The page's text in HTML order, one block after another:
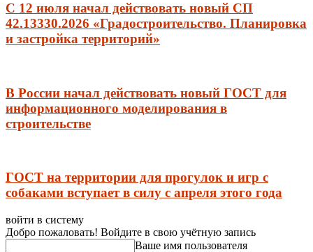
С 12 июля начал действовать новый СП
42.13330.2026 «Градостроительство. Планировка
и застройка территорий»
В России начал действовать новый ГОСТ для
информационного моделирования в
строительстве
ГОСТ на территории для прогулок и игр с
собаками вступает в силу с апреля этого года
войти в систему
Добро пожаловать! Войдите в свою учётную запись
Ваше имя пользователя